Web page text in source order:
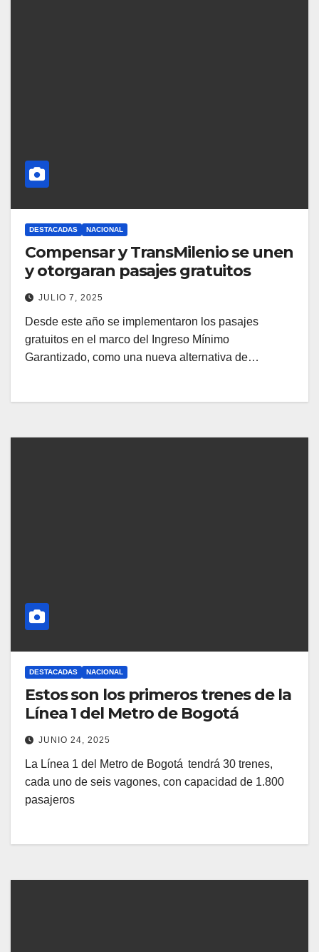
DESTACADAS NACIONAL
Compensar y TransMilenio se unen
y otorgaran pasajes gratuitos
JULIO 7, 2025
Desde este año se implementaron los pasajes
gratuitos en el marco del Ingreso Mínimo
Garantizado, como una nueva alternativa de…
DESTACADAS NACIONAL
Estos son los primeros trenes de la
Línea 1 del Metro de Bogotá
JUNIO 24, 2025
La Línea 1 del Metro de Bogotá tendrá 30 trenes,
cada uno de seis vagones, con capacidad de 1.800
pasajeros